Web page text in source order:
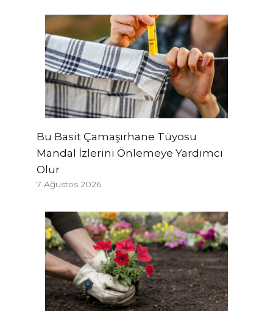
Bu Basit Çamaşırhane Tüyosu
Mandal İzlerini Önlemeye Yardımcı
Olur
7 Ağustos 2026